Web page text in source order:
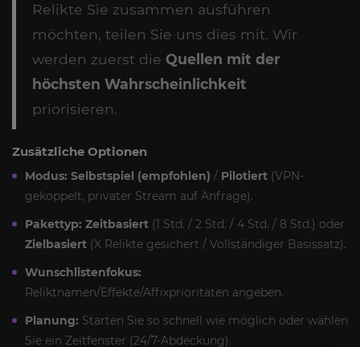
Relikte Sie zusammen ausführen
möchten, teilen Sie uns dies mit. Wir
werden zuerst die Quellen mit der
höchsten Wahrscheinlichkeit
priorisieren.
Zusätzliche Optionen
Modus: Selbstspiel (empfohlen) / Pilotiert (VPN-
gekoppelt, privater Stream auf Anfrage).
Pakettyp: Zeitbasiert (1 Std. / 2 Std. / 4 Std. / 8 Std.) oder
Zielbasiert (X Relikte gesichert / Vollständiger Basissatz).
Wunschlistenfokus:
Reliktnamen/Effekte/Affixprioritäten angeben.
Planung: Starten Sie so schnell wie möglich oder wählen
Sie ein Zeitfenster (24/7-Abdeckung).